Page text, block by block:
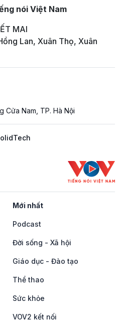
nói Việt Nam
MAI
Lan, Xuân Thọ, Xuân
Cửa Nam, TP. Hà Nội
Mới nhất
Podcast
Đời sống - Xã hội
Giáo dục - Đào tạo
Thể thao
Sức khỏe
VOV2 kết nối